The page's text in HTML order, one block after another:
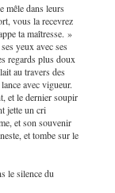
mêle dans leurs
vous la recevrez
ta maîtresse. »
yeux avec ses
regards plus doux
au travers des
avec vigueur.
et le dernier soupir
jette un cri
et son souvenir
et tombe sur le
le silence du